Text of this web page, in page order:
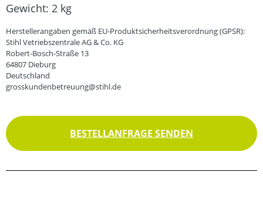
Gewicht: 2 kg
Herstellerangaben gemäß EU-Produktsicherheitsverordnung (GPSR):
Stihl Vetriebszentrale AG & Co. KG
Robert-Bosch-Straße 13
64807 Dieburg
Deutschland
grosskundenbetreuung@stihl.de
BESTELLANFRAGE SENDEN